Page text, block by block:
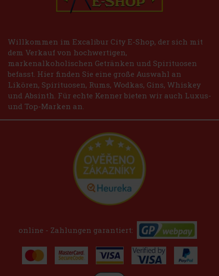
Willkommen im Excalibur City E-Shop, der sich mit
dem Verkauf von hochwertigen,
markenalkoholischen Getränken und Spirituosen
befasst. Hier finden Sie eine große Auswahl an
Likören, Spirituosen, Rums, Wodkas, Gins, Whiskey
und Absinth. Für echte Kenner bieten wir auch Luxus-
und Top-Marken an.
online - Zahlungen garantiert: